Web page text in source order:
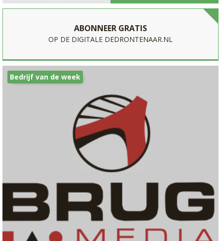
ABONNEER GRATIS
OP DE DIGITALE DEDRONTENAAR.NL
Bedrijf van de week